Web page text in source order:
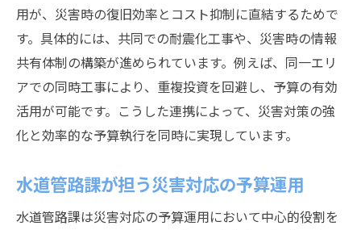
用が、災害時の復旧効率とコスト抑制に直結するためで
す。具体的には、共同での耐震化工事や、災害時の情報
共有体制の構築が進められています。例えば、同一エリ
アでの同時工事により、重複投資を回避し、予算の有効
活用が可能です。こうした連携によって、災害対策の強
化と効率的な予算執行を同時に実現しています。
水道管路課が担う災害対応の予算運用
水道管路課は災害対応の予算運用において中心的役割を